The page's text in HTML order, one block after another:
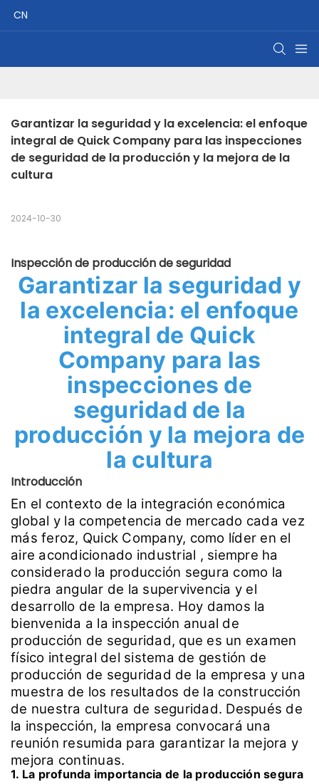
CN
Garantizar la seguridad y la excelencia: el enfoque
integral de Quick Company para las inspecciones
de seguridad de la producción y la mejora de la
cultura
2024-10-30
Inspección de producción de seguridad
Garantizar la seguridad y
la excelencia: el enfoque
integral de Quick
Company para las
inspecciones de
seguridad de la
producción y la mejora de
la cultura
Introducción
En el contexto de la integración económica
global y la competencia de mercado cada vez
más feroz, Quick Company, como líder en el
aire acondicionado industrial , siempre ha
considerado la producción segura como la
piedra angular de la supervivencia y el
desarrollo de la empresa. Hoy damos la
bienvenida a la inspección anual de
producción de seguridad, que es un examen
físico integral del sistema de gestión de
producción de seguridad de la empresa y una
muestra de los resultados de la construcción
de nuestra cultura de seguridad. Después de
la inspección, la empresa convocará una
reunión resumida para garantizar la mejora y
mejora continuas.
1. La profunda importancia de la producción segura